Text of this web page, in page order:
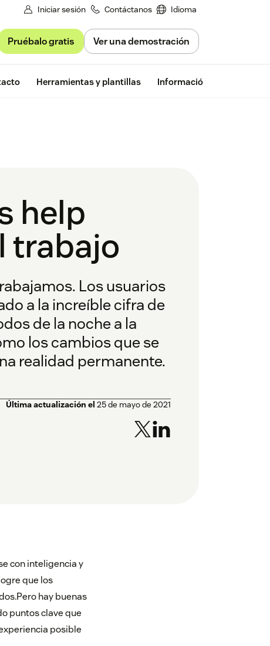
Iniciar sesión Contáctanos Idioma
Pruébalo gratis Ver una demostración
Herramientas y plantillas Información de Zendesk
help
trabajo
Los usuarios
a la increíble cifra de
de la noche a la
los cambios que se
realidad permanente.
Última actualización el 25 de mayo de 2021
con inteligencia y
que los
hay buenas
puntos clave que
posible